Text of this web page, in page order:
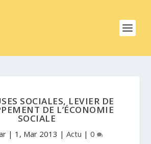
SOCIALES, LEVIER DE
DE L’ÉCONOMIE
SOCIALE
| 1, Mar 2013 | Actu | 0